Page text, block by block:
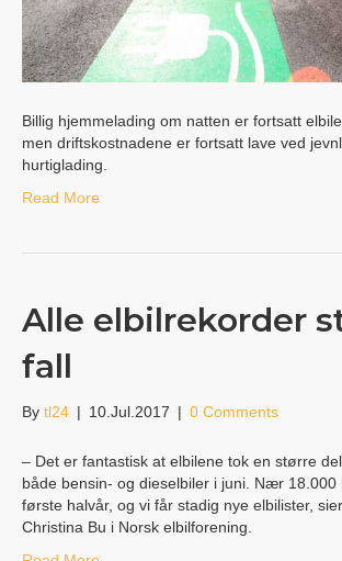
Billig hjemmelading om natten er fortsatt
men driftskostnadene er fortsatt lave ved
hurtiglading.
Read More
Alle elbilrekorder
fall
By tl24 | 10.Jul.2017 | 0 Comments
– Det er fantastisk at elbilene tok en større
både bensin- og dieselbiler i juni. Nær 18.000
første halvår, og vi får stadig nye elbilister,
Christina Bu i Norsk elbilforening.